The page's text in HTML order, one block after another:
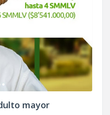
mayor